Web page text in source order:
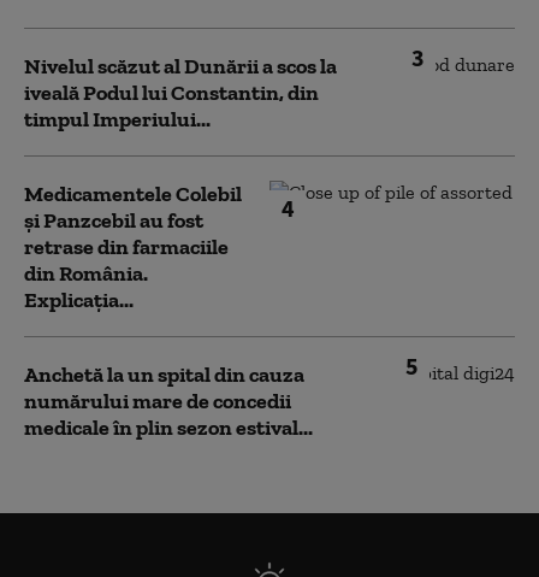
3
Nivelul scăzut al Dunării a scos la
iveală Podul lui Constantin, din
timpul Imperiului...
4
Medicamentele Colebil
și Panzcebil au fost
retrase din farmaciile
din România.
Explicația...
5
Anchetă la un spital din cauza
numărului mare de concedii
medicale în plin sezon estival...